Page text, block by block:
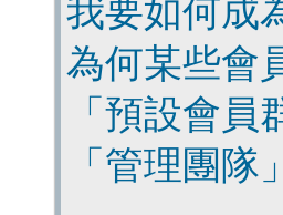
我要如何成
為何某些會
「預設會
「管理團